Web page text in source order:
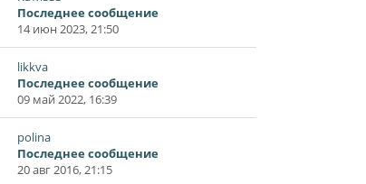
Последнее сообщение
14 июн 2023, 21:50
likkva
Последнее сообщение
09 май 2022, 16:39
polina
Последнее сообщение
20 авг 2016, 21:15